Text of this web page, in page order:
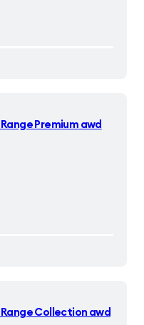
Premium awd
Collection awd